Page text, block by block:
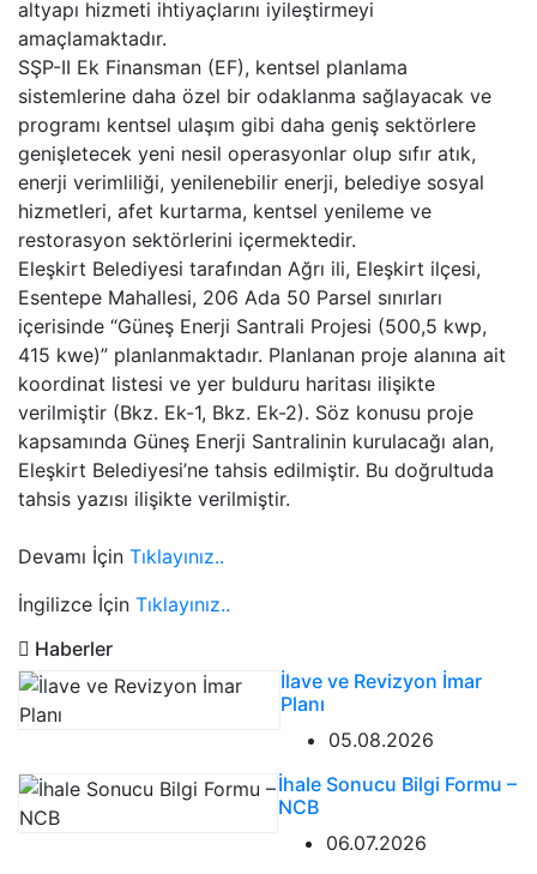
altyapı hizmeti ihtiyaçlarını iyileştirmeyi
amaçlamaktadır.
SŞP-II Ek Finansman (EF), kentsel planlama
sistemlerine daha özel bir odaklanma sağlayacak ve
programı kentsel ulaşım gibi daha geniş sektörlere
genişletecek yeni nesil operasyonlar olup sıfır atık,
enerji verimliliği, yenilenebilir enerji, belediye sosyal
hizmetleri, afet kurtarma, kentsel yenileme ve
restorasyon sektörlerini içermektedir.
Eleşkirt Belediyesi tarafından Ağrı ili, Eleşkirt ilçesi,
Esentepe Mahallesi, 206 Ada 50 Parsel sınırları
içerisinde “Güneş Enerji Santrali Projesi (500,5 kwp,
415 kwe)” planlanmaktadır. Planlanan proje alanına ait
koordinat listesi ve yer bulduru haritası ilişikte
verilmiştir (Bkz. Ek-1, Bkz. Ek-2). Söz konusu proje
kapsamında Güneş Enerji Santralinin kurulacağı alan,
Eleşkirt Belediyesi’ne tahsis edilmiştir. Bu doğrultuda
tahsis yazısı ilişikte verilmiştir.
Devamı İçin Tıklayınız..
İngilizce İçin Tıklayınız..
Haberler
İlave ve Revizyon İmar
Planı
05.08.2026
İhale Sonucu Bilgi Formu –
NCB
06.07.2026